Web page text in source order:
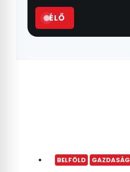
ÉLŐ
BELFÖLD GAZDASÁG